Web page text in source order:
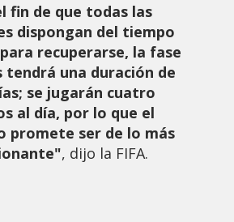
fin de que todas las
dispongan del tiempo
recuperarse, la fase
tendrá una duración de
se jugarán cuatro
al día, por lo que el
promete ser de lo más
, dijo la FIFA.